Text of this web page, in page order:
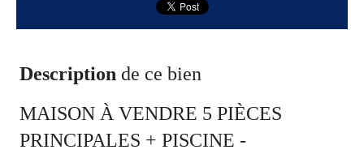
Description de ce bien
MAISON À VENDRE 5 PIÈCES
PRINCIPALES + PISCINE -